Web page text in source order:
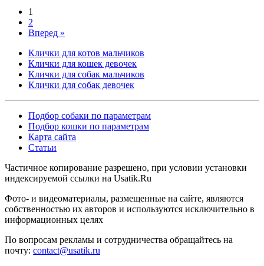
1
2
Вперед »
Клички для котов мальчиков
Клички для кошек девочек
Клички для собак мальчиков
Клички для собак девочек
Подбор собаки по параметрам
Подбор кошки по параметрам
Карта сайта
Статьи
Частичное копирование разрешено, при условии установки
индексируемой ссылки на Usatik.Ru
Фото- и видеоматериалы, размещенные на сайте, являются
собственностью их авторов и используются исключительно в
информационных целях
По вопросам рекламы и сотрудничества обращайтесь на
почту: contact@usatik.ru